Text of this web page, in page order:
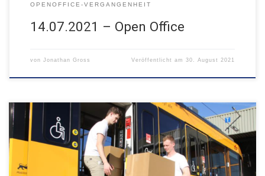
OPENOFFICE-VERGANGENHEIT
14.07.2021 – Open Office
von Jonathan Gross Veröffentlicht am30. August 2021